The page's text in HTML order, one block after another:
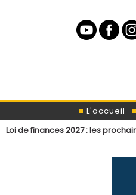
L'accueil
: les prochains « ministres »